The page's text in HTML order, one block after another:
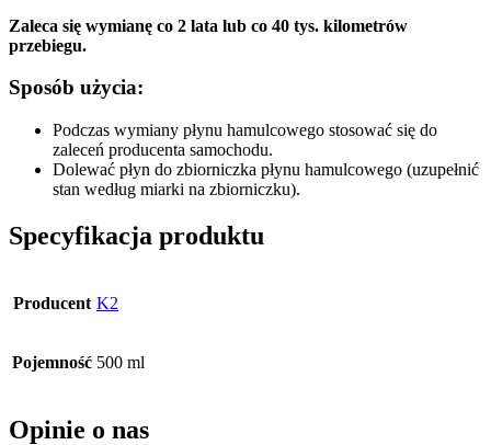
Zaleca się wymianę co 2 lata lub co 40 tys. kilometrów
przebiegu.
Sposób użycia:
Podczas wymiany płynu hamulcowego stosować się do
zaleceń producenta samochodu.
Dolewać płyn do zbiorniczka płynu hamulcowego (uzupełnić
stan według miarki na zbiorniczku).
Specyfikacja produktu
Producent K2
Pojemność 500 ml
Opinie o nas